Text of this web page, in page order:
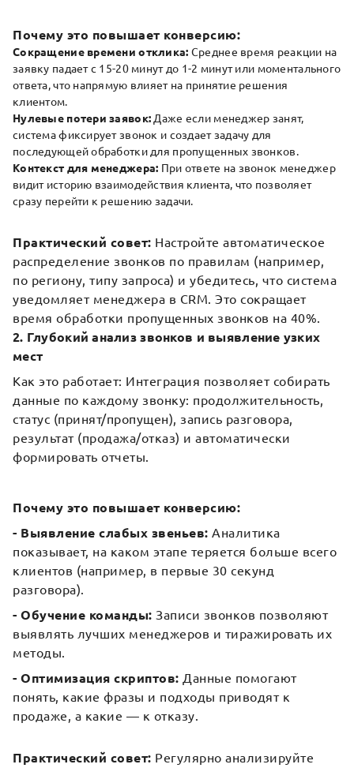
Почему это повышает конверсию:
Сокращение времени отклика: Среднее время реакции на
заявку падает с 15-20 минут до 1-2 минут или моментального
ответа, что напрямую влияет на принятие решения
клиентом.
Нулевые потери заявок: Даже если менеджер занят,
система фиксирует звонок и создает задачу для
последующей обработки для пропущенных звонков.
Контекст для менеджера: При ответе на звонок менеджер
видит историю взаимодействия клиента, что позволяет
сразу перейти к решению задачи.
Практический совет: Настройте автоматическое
распределение звонков по правилам (например,
по региону, типу запроса) и убедитесь, что система
уведомляет менеджера в CRM. Это сокращает
время обработки пропущенных звонков на 40%.
2. Глубокий анализ звонков и выявление узких
мест
Как это работает: Интеграция позволяет собирать
данные по каждому звонку: продолжительность,
статус (принят/пропущен), запись разговора,
результат (продажа/отказ) и автоматически
формировать отчеты.
Почему это повышает конверсию:
- Выявление слабых звеньев: Аналитика
показывает, на каком этапе теряется больше всего
клиентов (например, в первые 30 секунд
разговора).
- Обучение команды: Записи звонков позволяют
выявлять лучших менеджеров и тиражировать их
методы.
- Оптимизация скриптов: Данные помогают
понять, какие фразы и подходы приводят к
продаже, а какие — к отказу.
Практический совет: Регулярно анализируйте